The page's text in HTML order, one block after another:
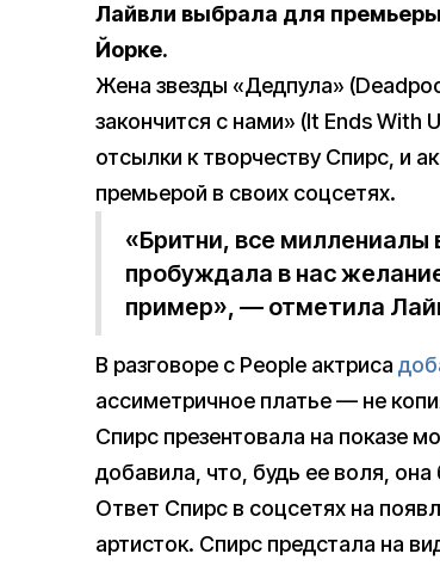
Лайвли выбрала для
Йорке.
Жена звезды «Дедпула»
закончится с нами» (It Ends
отсылки к творчеству Спирс, и
премьерой в своих соцсетях.
«Бритни, все миллениалы
пробуждала в нас
пример», — отметила
В разговоре с People актриса
ассиметричное платье — не
Спирс презентовала на показе
добавила, что, будь ее воля,
Ответ Спирс в соцсетях на
артисток. Спирс предстала на